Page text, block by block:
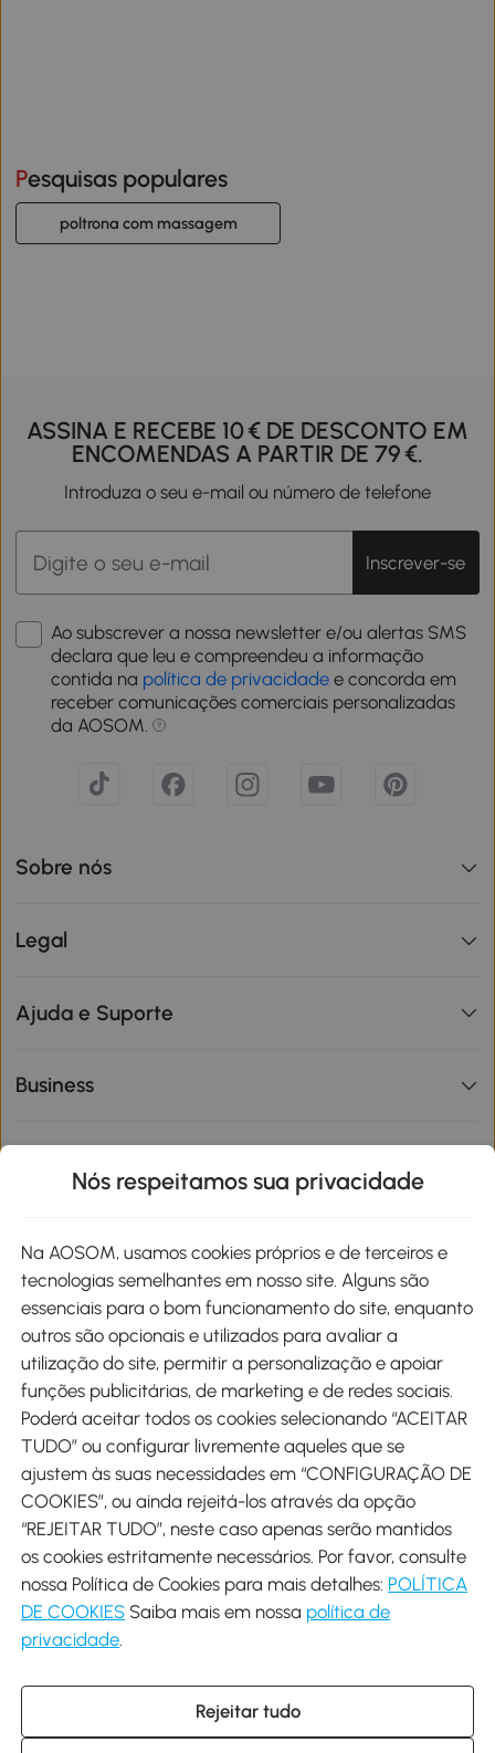
Pesquisas populares
poltrona com massagem
ASSINA E RECEBE 10 € DE DESCONTO EM
ENCOMENDAS A PARTIR DE 79 €.
Introduza o seu e-mail ou número de telefone
Inscrever-se
Ao subscrever a nossa newsletter e/ou alertas SMS
declara que leu e compreendeu a informação
contida na política de privacidade e concorda em
receber comunicações comerciais personalizadas
da AOSOM.
Sobre nós
Legal
Ajuda e Suporte
Business
Métodos de pagamento
Envio
Descarregar Aosom App
Google Play
+34 931 294 512 (Seg-Sex das 7:30 às 16:30h)
info@aosom.pt
Nós respeitamos sua privacidade
Na AOSOM, usamos cookies próprios e de terceiros e
tecnologias semelhantes em nosso site. Alguns são
essenciais para o bom funcionamento do site, enquanto
outros são opcionais e utilizados para avaliar a
utilização do site, permitir a personalização e apoiar
funções publicitárias, de marketing e de redes sociais.
Poderá aceitar todos os cookies selecionando “ACEITAR
TUDO” ou configurar livremente aqueles que se
ajustem às suas necessidades em “CONFIGURAÇÃO DE
COOKIES”, ou ainda rejeitá-los através da opção
“REJEITAR TUDO”, neste caso apenas serão mantidos
os cookies estritamente necessários. Por favor, consulte
nossa Política de Cookies para mais detalhes: POLÍTICA
DE COOKIES Saiba mais em nossa política de
privacidade
Rejeitar tudo